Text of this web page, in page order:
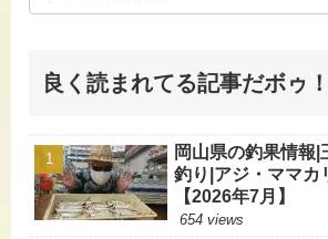
良く読まれてる記事だボゥ！
岡山県の釣果情報|
釣り|アジ・ママカ
【2026年7月】
654 views